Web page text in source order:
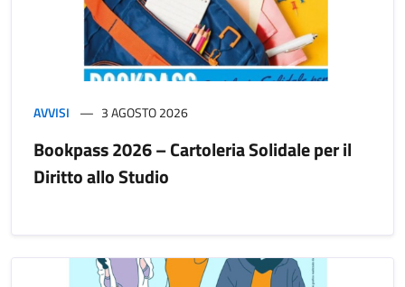
AVVISI 3 AGOSTO 2026
Bookpass 2026 – Cartoleria Solidale per il
Diritto allo Studio